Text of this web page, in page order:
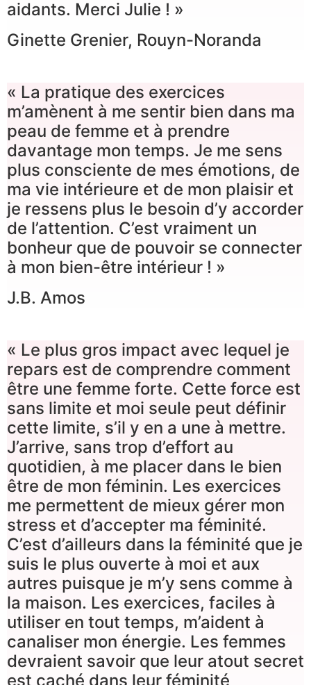
aidants. Merci Julie ! »
Ginette Grenier, Rouyn-Noranda
« La pratique des exercices
m’amènent à me sentir bien dans ma
peau de femme et à prendre
davantage mon temps. Je me sens
plus consciente de mes émotions, de
ma vie intérieure et de mon plaisir et
je ressens plus le besoin d’y accorder
de l’attention. C’est vraiment un
bonheur que de pouvoir se connecter
à mon bien-être intérieur ! »
J.B. Amos
« Le plus gros impact avec lequel je
repars est de comprendre comment
être une femme forte. Cette force est
sans limite et moi seule peut définir
cette limite, s’il y en a une à mettre.
J’arrive, sans trop d’effort au
quotidien, à me placer dans le bien
être de mon féminin. Les exercices
me permettent de mieux gérer mon
stress et d’accepter ma féminité.
C’est d’ailleurs dans la féminité que je
suis le plus ouverte à moi et aux
autres puisque je m’y sens comme à
la maison. Les exercices, faciles à
utiliser en tout temps, m’aident à
canaliser mon énergie. Les femmes
devraient savoir que leur atout secret
est caché dans leur féminité